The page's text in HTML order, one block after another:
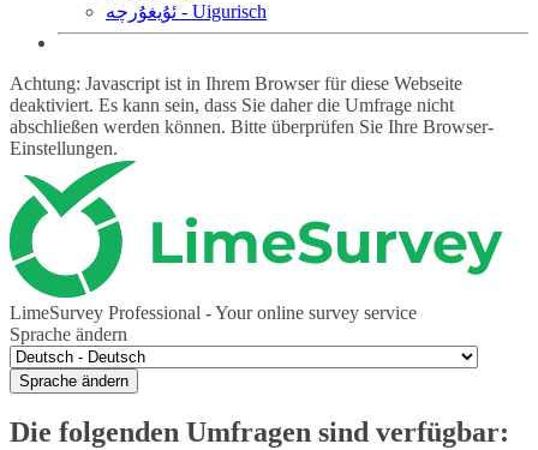
ئۇيغۇرچە - Uigurisch
Achtung: Javascript ist in Ihrem Browser für diese Webseite
deaktiviert. Es kann sein, dass Sie daher die Umfrage nicht
abschließen werden können. Bitte überprüfen Sie Ihre Browser-
Einstellungen.
LimeSurvey Professional - Your online survey service
Sprache ändern
Sprache ändern
Die folgenden Umfragen sind verfügbar: